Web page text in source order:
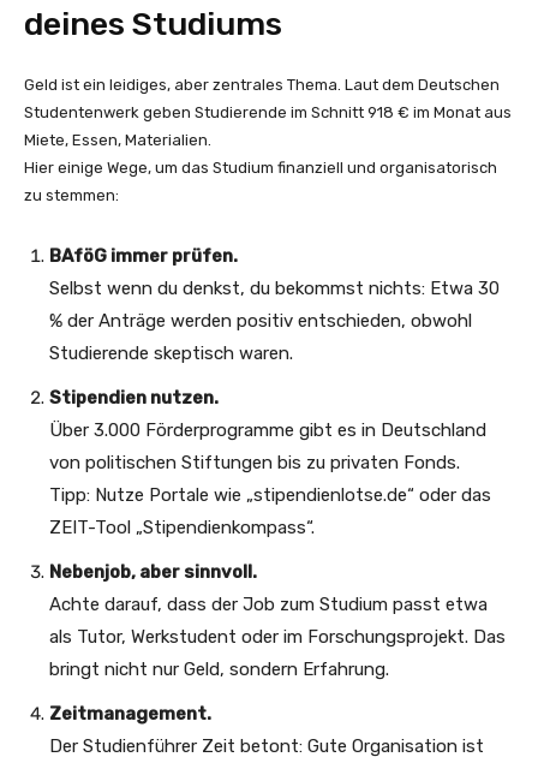
deines Studiums
Geld ist ein leidiges, aber zentrales Thema. Laut dem Deutschen
Studentenwerk geben Studierende im Schnitt 918 € im Monat aus
Miete, Essen, Materialien.
Hier einige Wege, um das Studium finanziell und organisatorisch
zu stemmen:
BAföG immer prüfen.
Selbst wenn du denkst, du bekommst nichts: Etwa 30
% der Anträge werden positiv entschieden, obwohl
Studierende skeptisch waren.
Stipendien nutzen.
Über 3.000 Förderprogramme gibt es in Deutschland
von politischen Stiftungen bis zu privaten Fonds.
Tipp: Nutze Portale wie „stipendienlotse.de“ oder das
ZEIT-Tool „Stipendienkompass“.
Nebenjob, aber sinnvoll.
Achte darauf, dass der Job zum Studium passt etwa
als Tutor, Werkstudent oder im Forschungsprojekt. Das
bringt nicht nur Geld, sondern Erfahrung.
Zeitmanagement.
Der Studienführer Zeit betont: Gute Organisation ist